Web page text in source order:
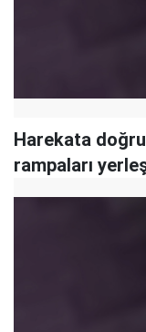
Harekata
rampaları